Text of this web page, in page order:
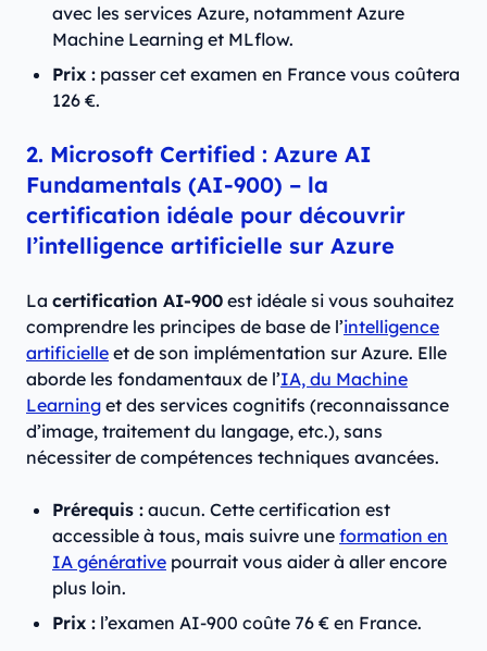
avec les services Azure, notamment Azure
Machine Learning et MLflow.
Prix : passer cet examen en France vous coûtera
126 €.
2. Microsoft Certified : Azure AI
Fundamentals (AI-900) – la
certification idéale pour découvrir
l’intelligence artificielle sur Azure
La certification AI-900 est idéale si vous souhaitez
comprendre les principes de base de l’intelligence
artificielle et de son implémentation sur Azure. Elle
aborde les fondamentaux de l’IA, du Machine
Learning et des services cognitifs (reconnaissance
d’image, traitement du langage, etc.), sans
nécessiter de compétences techniques avancées.
Prérequis : aucun. Cette certification est
accessible à tous, mais suivre une formation en
IA générative pourrait vous aider à aller encore
plus loin.
Prix : l’examen AI-900 coûte 76 € en France.